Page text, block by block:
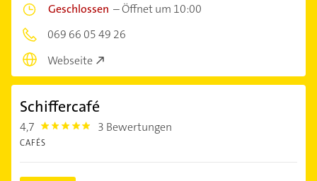
Geschlossen –Öffnet um 10:00
069 66 05 49 26
Webseite
Schiffercafé
4,7 4.7000003 3 Bewertungen
CAFÉS